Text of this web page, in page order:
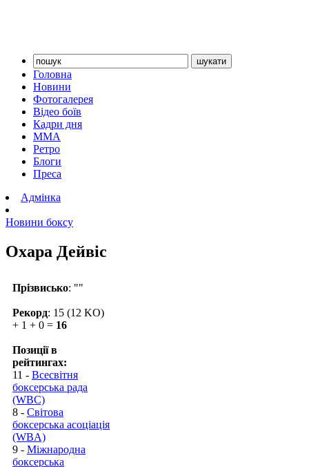
Головна
Новини
Фотогалерея
Відео боїв
Кадри дня
ММА
Ретро
Блоги
Преса
Адмінка
Новини боксу
Охара Дейвіс
Прізвисько: ""
Рекорд: 15 (12 KO)
+ 1 + 0 = 16
Позиції в
рейтингах:
11 - Всесвітня
боксерська рада
(WBC)
8 - Світова
боксерська асоціація
(WBA)
9 - Міжнародна
боксерська